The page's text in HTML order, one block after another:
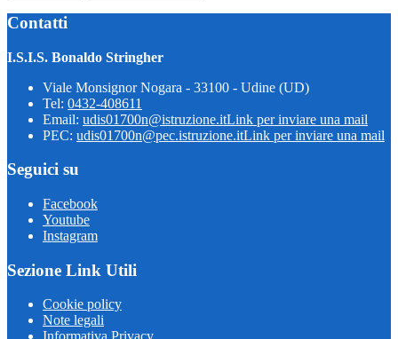
Contatti
I.S.I.S. Bonaldo Stringher
Viale Monsignor Nogara - 33100 - Udine (UD)
Tel: 0432-408611
Email: udis01700n@istruzione.itLink per inviare una mail
PEC: udis01700n@pec.istruzione.itLink per inviare una mail
Seguici su
Facebook
Youtube
Instagram
Sezione Link Utili
Cookie policy
Note legali